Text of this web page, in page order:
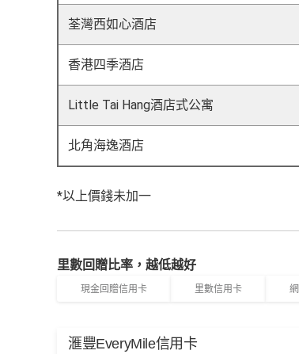
荃灣西如心酒店
香港四季酒店
Little Tai Hang酒店式公寓
北角海逸酒店
*以上價錢未加一
里數回贈比率，越低越好
現金回贈信用卡 里數信用卡
滙豐EveryMile信用卡